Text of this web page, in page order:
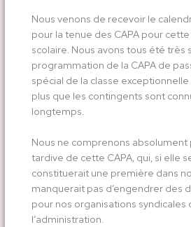
Nous venons de recevoir le
pour la tenue des CAPA pour cette
scolaire. Nous avons tous été très
programmation de la CAPA de
spécial de la classe exceptionnelle
plus que les contingents sont
longtemps.
Nous ne comprenons absolument
tardive de cette CAPA, qui, si elle
constituerait une première dans
manquerait pas d’engendrer des
pour nos organisations syndicales
l’administration.